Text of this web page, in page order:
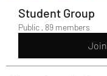
Student Group
Public · 89 members
Join